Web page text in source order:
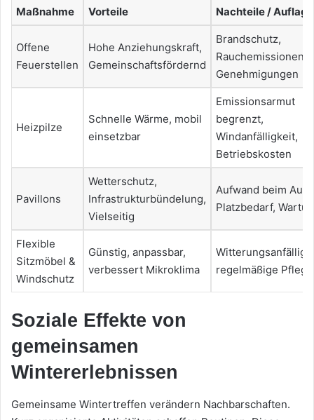
Maßnahme Vorteile Nachteile /
Offene
Feuerstellen
Hohe Anziehungskraft,
Gemeinschaftsfördernd
Brandschutz,
Rauchemissionen,
Genehmigungen
Heizpilze
Schnelle Wärme, mobil
einsetzbar
Emissionsarmut
begrenzt,
Windanfälligkeit,
Betriebskosten
Pavillons
Wetterschutz,
Infrastrukturbündelung,
Vielseitig
Aufwand beim
Platzbedarf,
Flexible
Sitzmöbel &
Windschutz
Günstig, anpassbar,
verbessert Mikroklima
regelmäßige Pflege
Soziale Effekte von
gemeinsamen
Wintererlebnissen
Gemeinsame Wintertreffen verändern Nachbarschaften.